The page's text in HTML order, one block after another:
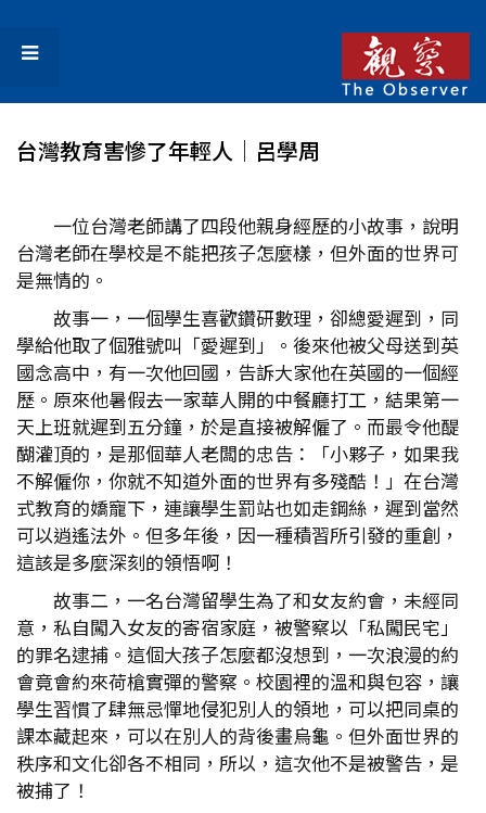
台灣教育害慘了年輕人│呂學周
一位台灣老師講了四段他親身經歷的小故事，說明
台灣老師在學校是不能把孩子怎麼樣，但外面的世界可
是無情的。
故事一，一個學生喜歡鑽研數理，卻總愛遲到，同
學給他取了個雅號叫「愛遲到」。後來他被父母送到英
國念高中，有一次他回國，告訴大家他在英國的一個經
歷。原來他暑假去一家華人開的中餐廳打工，結果第一
天上班就遲到五分鐘，於是直接被解僱了。而最令他醍
醐灌頂的，是那個華人老闆的忠告：「小夥子，如果我
不解僱你，你就不知道外面的世界有多殘酷！」在台灣
式教育的嬌寵下，連讓學生罰站也如走鋼絲，遲到當然
可以逍遙法外。但多年後，因一種積習所引發的重創，
這該是多麼深刻的領悟啊！
故事二，一名台灣留學生為了和女友約會，未經同
意，私自闖入女友的寄宿家庭，被警察以「私闖民宅」
的罪名逮捕。這個大孩子怎麼都沒想到，一次浪漫的約
會竟會約來荷槍實彈的警察。校園裡的溫和與包容，讓
學生習慣了肆無忌憚地侵犯別人的領地，可以把同桌的
課本藏起來，可以在別人的背後畫烏龜。但外面世界的
秩序和文化卻各不相同，所以，這次他不是被警告，是
被捕了！